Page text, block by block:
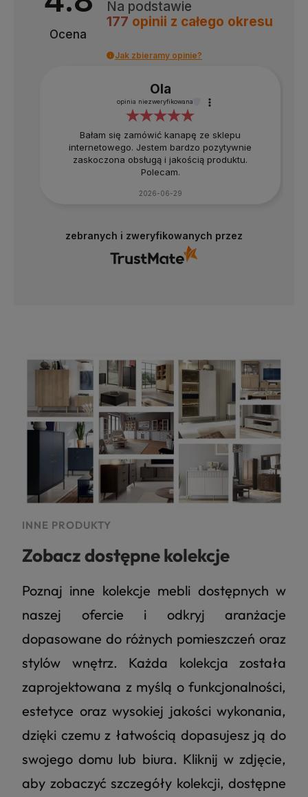
Ocena
Na podstawie
177 opinii z całego okresu
Jak zbieramy opinie?
Ola
opinia niezweryfikowana
Bałam się zamówić kanapę ze sklepu
internetowego. Jestem bardzo pozytywnie
zaskoczona obsługą i jakością produktu.
Polecam.
2026-06-29
zebranych i zweryfikowanych przez
INNE PRODUKTY
Zobacz dostępne kolekcje
Poznaj inne kolekcje mebli dostępnych w
naszej ofercie i odkryj aranżacje
dopasowane do różnych pomieszczeń oraz
stylów wnętrz. Każda kolekcja została
zaprojektowana z myślą o funkcjonalności,
estetyce oraz wysokiej jakości wykonania,
dzięki czemu z łatwością dopasujesz ją do
swojego domu lub biura. Kliknij w zdjęcie,
aby zobaczyć szczegóły kolekcji, dostępne